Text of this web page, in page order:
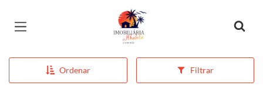
Página inicial
Ordenar Filtrar